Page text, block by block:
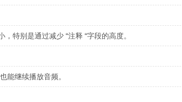
特别是通过减少 “注释 “字段的高度。
能继续播放音频。